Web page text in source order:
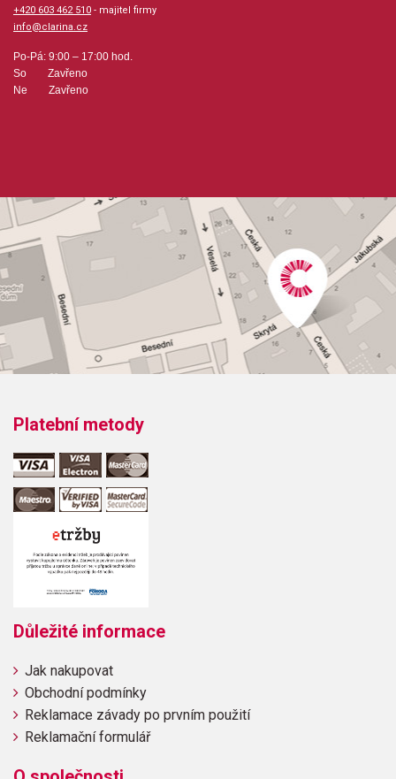
+420 603 462 510 - majitel firmy
info@clarina.cz
Po-Pá: 9:00 – 17:00 hod.
So Zavřeno
Ne Zavřeno
Platební metody
Důležité informace
Jak nakupovat
Obchodní podmínky
Reklamace závady po prvním použití
Reklamační formulář